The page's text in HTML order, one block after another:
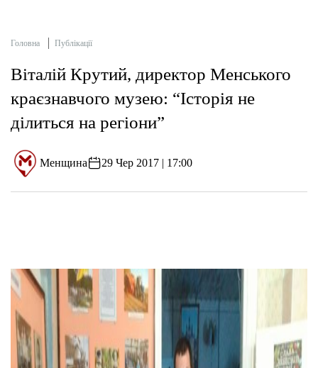
Головна Публікації
Віталій Крутий, директор Менського
краєзнавчого музею: “Історія не
ділиться на регіони”
Менщина 29 Чер 2017 | 17:00